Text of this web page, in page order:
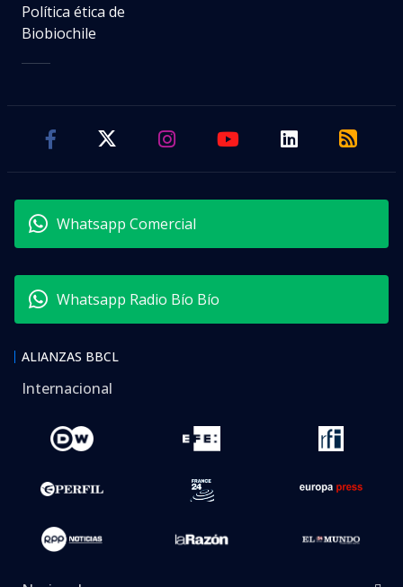
Política ética de
Biobiochile
Whatsapp Comercial
Whatsapp Radio Bío Bío
ALIANZAS BBCL
Internacional